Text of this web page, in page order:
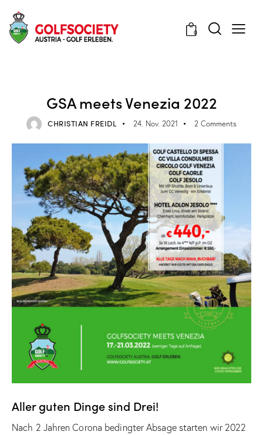
0
GSA meets Venezia 2022
CHRISTIAN FREIDL 24. Nov. 2021 2 Comments
Aller guten Dinge sind Drei!
Nach 2 Jahren Corona bedingter Absage starten wir 2022